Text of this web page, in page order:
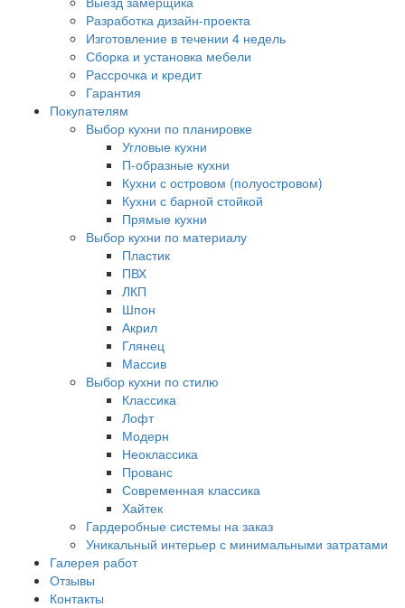
Разработка дизайн-проекта
Изготовление в течении 4 недель
Сборка и установка мебели
Рассрочка и кредит
Гарантия
Покупателям
Выбор кухни по планировке
Угловые кухни
П-образные кухни
Кухни с островом (полуостровом)
Кухни с барной стойкой
Прямые кухни
Выбор кухни по материалу
Пластик
ПВХ
ЛКП
Шпон
Акрил
Глянец
Массив
Выбор кухни по стилю
Классика
Лофт
Модерн
Неоклассика
Прованс
Современная классика
Хайтек
Гардеробные системы на заказ
Уникальный интерьер с минимальными затратами
Галерея работ
Отзывы
Контакты